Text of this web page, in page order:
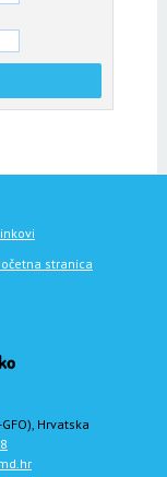
stranica
Hrvatska